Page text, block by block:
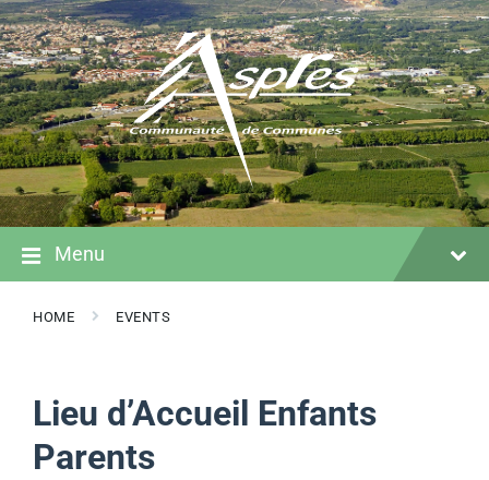
Skip
to
content
Skip
to
main
navigation
Skip
to
footer
Menu
HOME EVENTS
Lieu d’Accueil Enfants
Parents